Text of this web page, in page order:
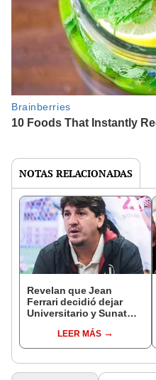
NOTAS RELACIONADAS
Revelan que Jean
Ferrari decidió dejar
Universitario y Sunat
salida: "Va a presentar
su renuncia"
LEER MÁS